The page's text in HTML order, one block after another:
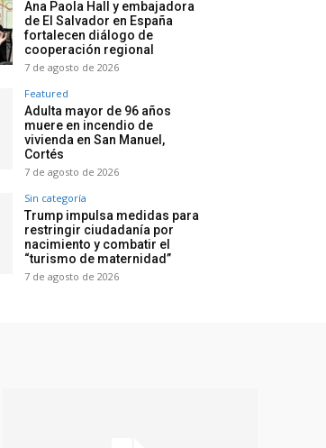
Ana Paola Hall y embajadora
de El Salvador en España
fortalecen diálogo de
cooperación regional
7 de agosto de 2026
Featured
Adulta mayor de 96 años
muere en incendio de
vivienda en San Manuel,
Cortés
7 de agosto de 2026
Sin categoría
Trump impulsa medidas para
restringir ciudadanía por
nacimiento y combatir el
“turismo de maternidad”
7 de agosto de 2026